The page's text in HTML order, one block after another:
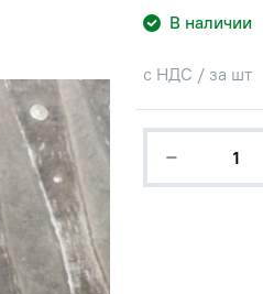
В наличии
с НДС / за шт
−